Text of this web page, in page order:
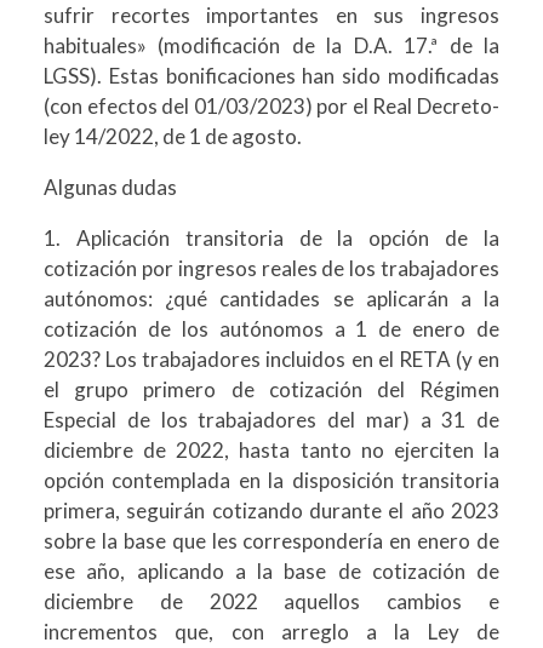
sufrir recortes importantes en sus ingresos
habituales» (modificación de la D.A. 17.ª de la
LGSS). Estas bonificaciones han sido modificadas
(con efectos del 01/03/2023) por el Real Decreto-
ley 14/2022, de 1 de agosto.
Algunas dudas
1. Aplicación transitoria de la opción de la
cotización por ingresos reales de los trabajadores
autónomos: ¿qué cantidades se aplicarán a la
cotización de los autónomos a 1 de enero de
2023? Los trabajadores incluidos en el RETA (y en
el grupo primero de cotización del Régimen
Especial de los trabajadores del mar) a 31 de
diciembre de 2022, hasta tanto no ejerciten la
opción contemplada en la disposición transitoria
primera, seguirán cotizando durante el año 2023
sobre la base que les correspondería en enero de
ese año, aplicando a la base de cotización de
diciembre de 2022 aquellos cambios e
incrementos que, con arreglo a la Ley de